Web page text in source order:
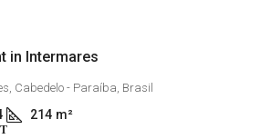
in Intermares
Cabedelo - Paraíba, Brasil
214 m²